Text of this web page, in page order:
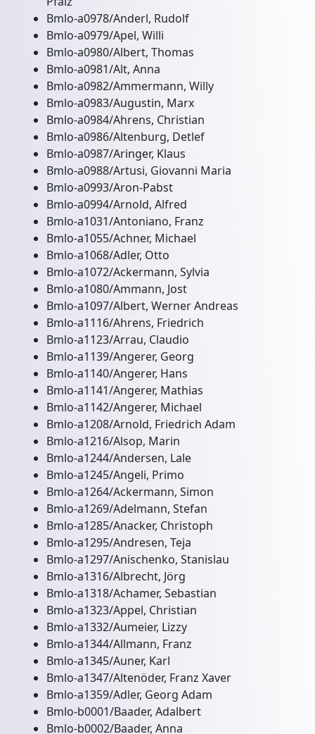
Bmlo-a0978/Anderl, Rudolf
Bmlo-a0979/Apel, Willi
Bmlo-a0980/Albert, Thomas
Bmlo-a0981/Alt, Anna
Bmlo-a0982/Ammermann, Willy
Bmlo-a0983/Augustin, Marx
Bmlo-a0984/Ahrens, Christian
Bmlo-a0986/Altenburg, Detlef
Bmlo-a0987/Aringer, Klaus
Bmlo-a0988/Artusi, Giovanni Maria
Bmlo-a0993/Aron-Pabst
Bmlo-a0994/Arnold, Alfred
Bmlo-a1031/Antoniano, Franz
Bmlo-a1055/Achner, Michael
Bmlo-a1068/Adler, Otto
Bmlo-a1072/Ackermann, Sylvia
Bmlo-a1080/Ammann, Jost
Bmlo-a1097/Albert, Werner Andreas
Bmlo-a1116/Ahrens, Friedrich
Bmlo-a1123/Arrau, Claudio
Bmlo-a1139/Angerer, Georg
Bmlo-a1140/Angerer, Hans
Bmlo-a1141/Angerer, Mathias
Bmlo-a1142/Angerer, Michael
Bmlo-a1208/Arnold, Friedrich Adam
Bmlo-a1216/Alsop, Marin
Bmlo-a1244/Andersen, Lale
Bmlo-a1245/Angeli, Primo
Bmlo-a1264/Ackermann, Simon
Bmlo-a1269/Adelmann, Stefan
Bmlo-a1285/Anacker, Christoph
Bmlo-a1295/Andresen, Teja
Bmlo-a1297/Anischenko, Stanislau
Bmlo-a1316/Albrecht, Jörg
Bmlo-a1318/Achamer, Sebastian
Bmlo-a1323/Appel, Christian
Bmlo-a1332/Aumeier, Lizzy
Bmlo-a1344/Allmann, Franz
Bmlo-a1345/Auner, Karl
Bmlo-a1347/Altenöder, Franz Xaver
Bmlo-a1359/Adler, Georg Adam
Bmlo-b0001/Baader, Adalbert
Bmlo-b0002/Baader, Anna